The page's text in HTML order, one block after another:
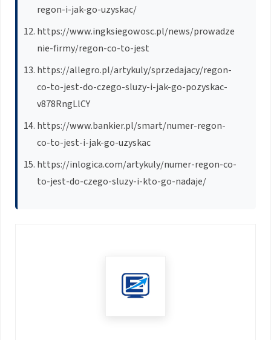
regon-i-jak-go-uzyskac/
https://www.ingksiegowosc.pl/news/prowadze
nie-firmy/regon-co-to-jest
https://allegro.pl/artykuly/sprzedajacy/regon-
co-to-jest-do-czego-sluzy-i-jak-go-pozyskac-
v878RngLlCY
https://www.bankier.pl/smart/numer-regon-
co-to-jest-i-jak-go-uzyskac
https://inlogica.com/artykuly/numer-regon-co-
to-jest-do-czego-sluzy-i-kto-go-nadaje/